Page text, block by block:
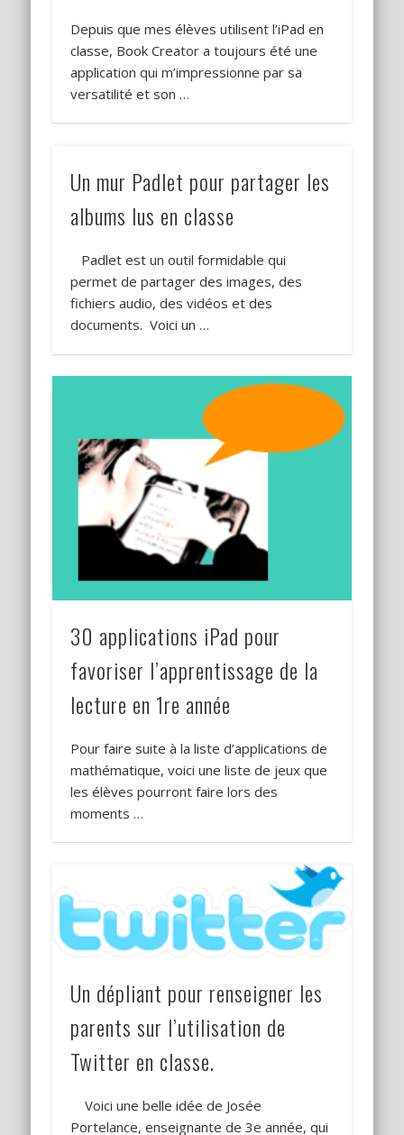
Depuis que mes élèves utilisent l’iPad en
classe, Book Creator a toujours été une
application qui m’impressionne par sa
versatilité et son …
Un mur Padlet pour partager les
albums lus en classe
Padlet est un outil formidable qui
permet de partager des images, des
fichiers audio, des vidéos et des
documents. Voici un …
30 applications iPad pour
favoriser l’apprentissage de la
lecture en 1re année
Pour faire suite à la liste d’applications de
mathématique, voici une liste de jeux que
les élèves pourront faire lors des
moments …
Un dépliant pour renseigner les
parents sur l’utilisation de
Twitter en classe.
Voici une belle idée de Josée
Portelance, enseignante de 3e année, qui